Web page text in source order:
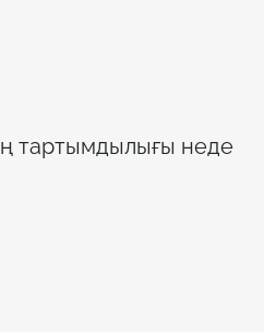
тартымдылығы неде